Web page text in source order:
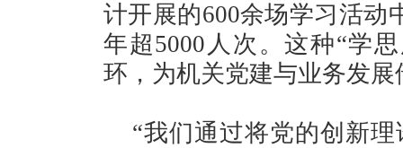
计开展的600余场学习活动
年超5000人次。这种“学
环，为机关党建与业务发
“我们通过将党的创新